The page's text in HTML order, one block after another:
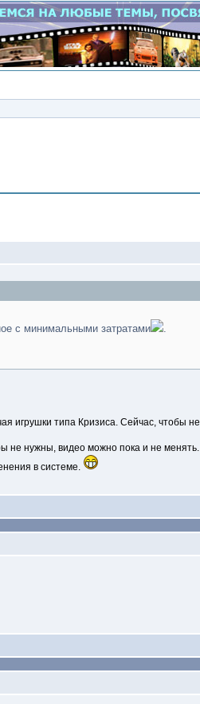
с минимальными затратами
.
игрушки типа Кризиса. Сейчас, чтобы
не нужны, видео можно пока и не менять.
в системе.